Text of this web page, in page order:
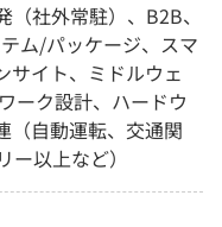
社外常駐）、B2B、
ム/パッケージ、スマ
サイト、ミドルウェ
ーク設計、ハードウ
（自動運転、交通関
以上など）